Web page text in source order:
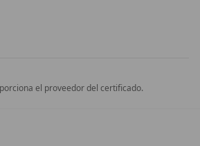
el proveedor del certificado.